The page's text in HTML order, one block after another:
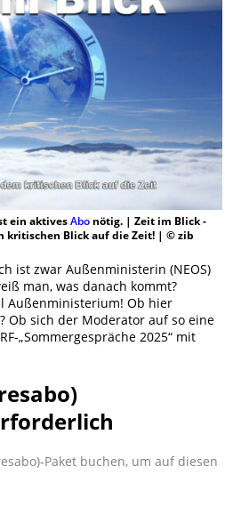
ein aktivesAbonötig. | Zeit im Blick -
kritischen Blick auf die Zeit! | © zib
ist zwar Außenministerin (NEOS)
man, was danach kommt?
Außenministerium! Ob hier
Ob sich der Moderator auf so eine
„Sommergespräche 2025“ mit
Paket buchen, um auf diesen